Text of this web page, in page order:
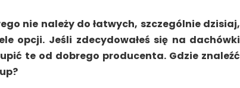
nie należy do łatwych, szczególnie dzisiaj,
opcji. Jeśli zdecydowałeś się na dachówki
te od dobrego producenta. Gdzie znaleźć